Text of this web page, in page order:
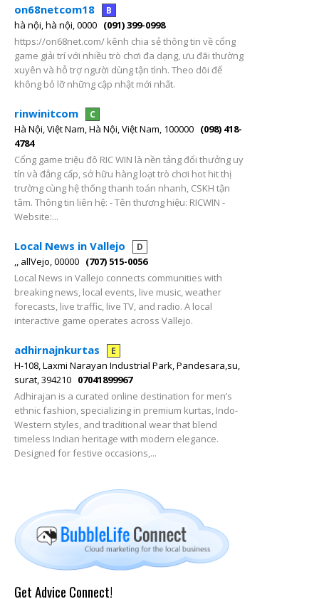
on68netcom18 B
hà nội, hà nội, 0000 (091) 399-0998
https://on68net.com/ kênh chia sẻ thông tin về cổng
game giải trí với nhiều trò chơi đa dạng, ưu đãi thường
xuyên và hỗ trợ người dùng tận tình. Theo dõi để
không bỏ lỡ những cập nhật mới nhất.
rinwinitcom C
Hà Nội, Việt Nam, Hà Nội, Việt Nam, 100000 (098) 418-
4784
Cổng game triệu đô RIC WIN là nền tảng đổi thưởng uy
tín và đẳng cấp, sở hữu hàng loạt trò chơi hot hit thị
trường cùng hệ thống thanh toán nhanh, CSKH tận
tâm. Thông tin liên hệ: - Tên thương hiệu: RICWIN -
Website:...
Local News in Vallejo D
,, allVejo, 00000 (707) 515-0056
Local News in Vallejo connects communities with
breaking news, local events, live music, weather
forecasts, live traffic, live TV, and radio. A local
interactive game operates across Vallejo.
adhirnajnkurtas E
H-108, Laxmi Narayan Industrial Park, Pandesara,su,
surat, 394210 07041899967
Adhirajan is a curated online destination for men’s
ethnic fashion, specializing in premium kurtas, Indo-
Western styles, and traditional wear that blend
timeless Indian heritage with modern elegance.
Designed for festive occasions,...
Get Advice Connect!